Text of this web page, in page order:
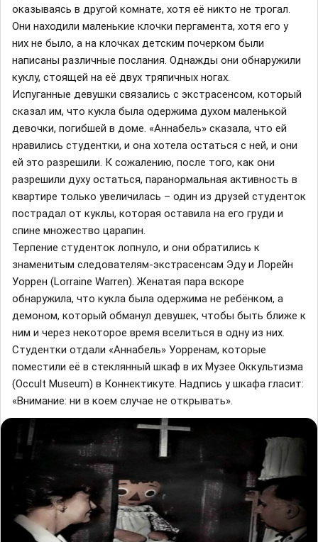
оказываясь в другой комнате, хотя её никто не трогал.
Они находили маленькие клочки пергамента, хотя его у
них не было, а на клочках детским почерком были
написаны различные послания. Однажды они обнаружили
куклу, стоящей на её двух тряпичных ногах.
Испуганные девушки связались с экстрасенсом, который
сказал им, что кукла была одержима духом маленькой
девочки, погибшей в доме. «Аннабель» сказала, что ей
нравились студентки, и она хотела остаться с ней, и они
ей это разрешили. К сожалению, после того, как они
разрешили духу остаться, паранормальная активность в
квартире только увеличилась – один из друзей студенток
пострадал от куклы, которая оставила на его груди и
спине множество царапин.
Терпение студенток лопнуло, и они обратились к
знаменитым следователям-экстрасенсам Эду и Лорейн
Уоррен (Lorraine Warren). Женатая пара вскоре
обнаружила, что кукла была одержима не ребёнком, а
демоном, который обманул девушек, чтобы быть ближе к
ним и через некоторое время вселиться в одну из них.
Студентки отдали «Аннабель» Уорренам, которые
поместили её в стеклянный шкаф в их Музее Оккультизма
(Occult Museum) в Коннектикуте. Надпись у шкафа гласит:
«Внимание: ни в коем случае не открывать».